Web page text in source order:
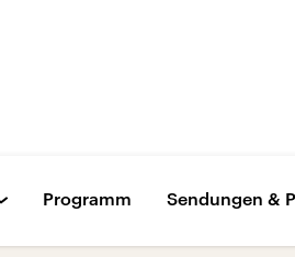
Programm Sendungen &